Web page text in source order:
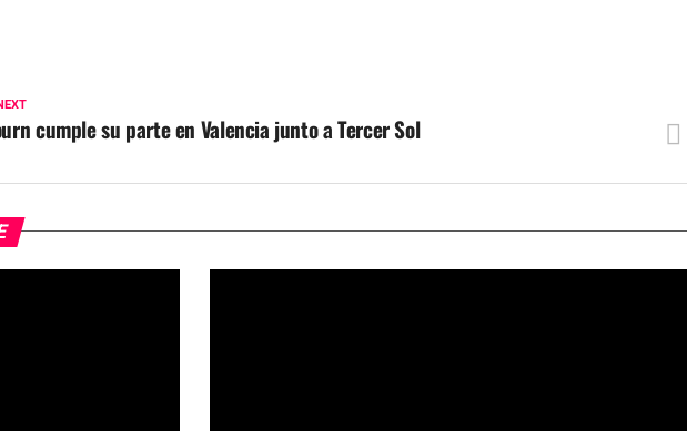
cumple su parte en Valencia junto a Tercer Sol